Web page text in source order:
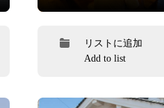
リストに追加
Add to list